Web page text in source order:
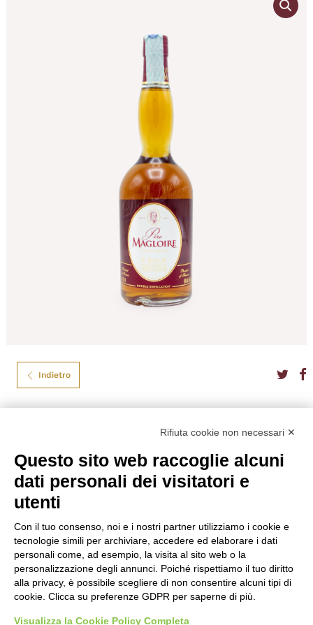
Indietro
Père Magloire
CALVADOS PERE MAGLOIRE VSOP CL.70
Prodotto da doppia distillazione di sidro di mele del Pays d’Auge e
maturato per almeno 4 anni in botti di rovere.
Formato
70
Tipo
Liquori Esteri
Gradazione
40,00%
Nazione
Francia
€43,50
Rifiuta cookie non necessari ✕
Questo sito web raccoglie alcuni
dati personali dei visitatori e
utenti
Con il tuo consenso, noi e i nostri partner utilizziamo i cookie e
tecnologie simili per archiviare, accedere ed elaborare i dati
personali come, ad esempio, la visita al sito web o la
personalizzazione degli annunci. Poiché rispettiamo il tuo diritto
alla privacy, è possibile scegliere di non consentire alcuni tipi di
cookie. Clicca su preferenze GDPR per saperne di più.
Visualizza la Cookie Policy Completa